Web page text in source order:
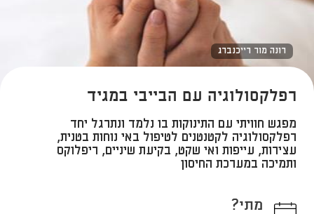
רונה מור רייכנברג
רפלקסולוגיה עם הבייבי במגיד
מפגש חוויתי עם התינוקות בו נלמד ונתרגל יחד
רפלקסולוגיה לקטנטנים לטיפול באי נוחות בטנית,
עצירות, עייפות ואי שקט, בקיעת שיניים, ריפלוקס
ותמיכה במערכת החיסון
מתי?